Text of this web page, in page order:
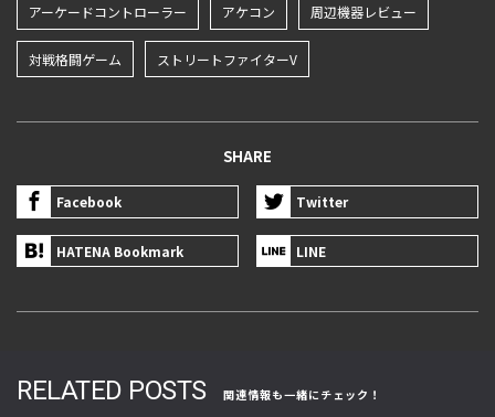
アーケードコントローラー アケコン 周辺機器レビュー
対戦格闘ゲーム ストリートファイターV
SHARE
Facebook Twitter
HATENA Bookmark LINE
RELATED POSTS
関連情報も一緒にチェック！